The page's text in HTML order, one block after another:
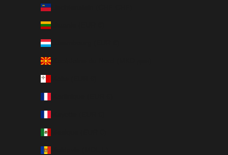
Liechtenstein (CHF CHF)
Lituanie (EUR €)
Luxembourg (EUR €)
Macédoine du Nord (MKD ден)